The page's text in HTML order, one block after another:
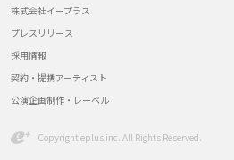
株式会社イープラス
プレスリリース
採用情報
契約・提携アーティスト
公演企画制作・レーベル
Copyright eplus inc. All Rights Reserved.